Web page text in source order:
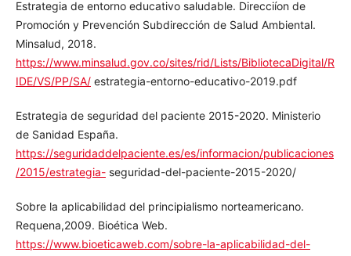
Promoción y Prevención Subdirección de Salud Ambiental.
Minsalud, 2018.
https://www.minsalud.gov.co/sites/rid/Lists/BibliotecaDigita
l/RIDE/VS/PP/SA/estrategia-entorno-educativo-2019.pdf
de Sanidad España.
https://seguridaddelpaciente.es/es/informacion/publicacio
nes/2015/estrategia-seguridad-del-paciente-2015-2020/
Requena,2009. Bioética Web.
https://www.bioeticaweb.com/sobre-la-aplicabilidad-del-
principialismo-norteamericano/